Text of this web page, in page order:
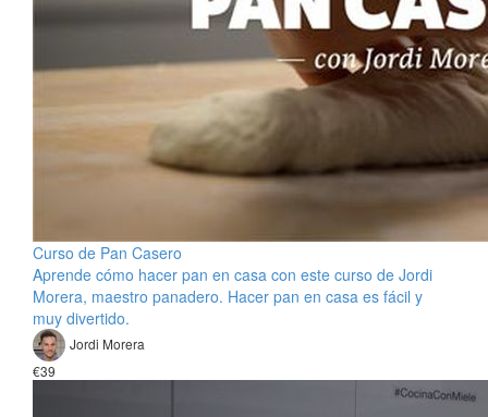
Curso de Pan Casero
Aprende cómo hacer pan en casa con este curso de Jordi
Morera, maestro panadero. Hacer pan en casa es fácil y
muy divertido.
Jordi Morera
€39